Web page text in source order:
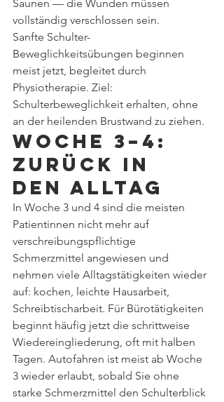
Saunen — die Wunden müssen
vollständig verschlossen sein.
Sanfte Schulter-
Beweglichkeitsübungen beginnen
meist jetzt, begleitet durch
Physiotherapie. Ziel:
Schulterbeweglichkeit erhalten, ohne
an der heilenden Brustwand zu ziehen.
Woche 3–4:
Zurück in
den Alltag
In Woche 3 und 4 sind die meisten
Patientinnen nicht mehr auf
verschreibungspflichtige
Schmerzmittel angewiesen und
nehmen viele Alltagstätigkeiten wieder
auf: kochen, leichte Hausarbeit,
Schreibtischarbeit. Für Bürotätigkeiten
beginnt häufig jetzt die schrittweise
Wiedereingliederung, oft mit halben
Tagen. Autofahren ist meist ab Woche
3 wieder erlaubt, sobald Sie ohne
starke Schmerzmittel den Schulterblick